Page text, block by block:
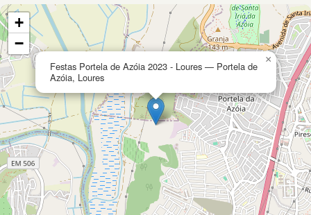
Festas Portela de Azóia 2023 - Loures — Portela de
Azóia, Loures
×
+
−